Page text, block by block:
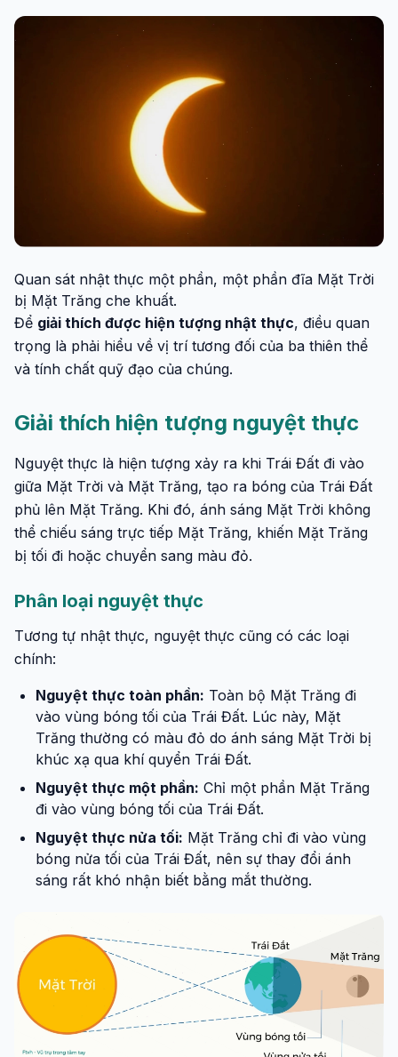
Quan sát nhật thực một phần, một phần đĩa Mặt Trời
bị Mặt Trăng che khuất.
Để giải thích được hiện tượng nhật thực, điều quan
trọng là phải hiểu về vị trí tương đối của ba thiên thể
và tính chất quỹ đạo của chúng.
Giải thích hiện tượng nguyệt thực
Nguyệt thực là hiện tượng xảy ra khi Trái Đất đi vào
giữa Mặt Trời và Mặt Trăng, tạo ra bóng của Trái Đất
phủ lên Mặt Trăng. Khi đó, ánh sáng Mặt Trời không
thể chiếu sáng trực tiếp Mặt Trăng, khiến Mặt Trăng
bị tối đi hoặc chuyển sang màu đỏ.
Phân loại nguyệt thực
Tương tự nhật thực, nguyệt thực cũng có các loại
chính:
Nguyệt thực toàn phần: Toàn bộ Mặt Trăng đi
vào vùng bóng tối của Trái Đất. Lúc này, Mặt
Trăng thường có màu đỏ do ánh sáng Mặt Trời bị
khúc xạ qua khí quyển Trái Đất.
Nguyệt thực một phần: Chỉ một phần Mặt Trăng
đi vào vùng bóng tối của Trái Đất.
Nguyệt thực nửa tối: Mặt Trăng chỉ đi vào vùng
bóng nửa tối của Trái Đất, nên sự thay đổi ánh
sáng rất khó nhận biết bằng mắt thường.